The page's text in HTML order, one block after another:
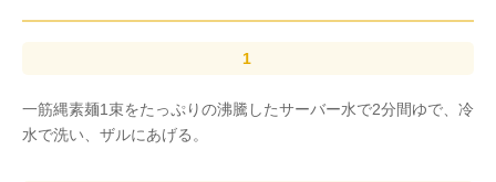
一筋縄素麺1束をたっぷりの沸騰したサーバー水で2分間ゆで、冷
水で洗い、ザルにあげる。